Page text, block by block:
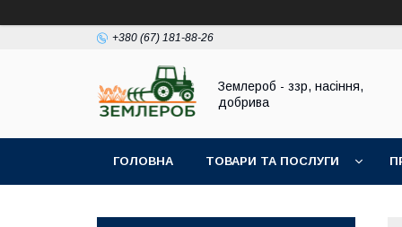
+380 (67) 181-88-26
Землероб - ззр, насіння,
добрива
ГОЛОВНА ТОВАРИ ТА ПОСЛУГИ